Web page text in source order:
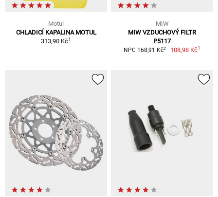
Motul
CHLADICÍ KAPALINA MOTUL
313,90 Kč1
MIW
MIW VZDUCHOVÝ FILTR
P5117
NPC 168,91 Kč2 108,98 Kč1